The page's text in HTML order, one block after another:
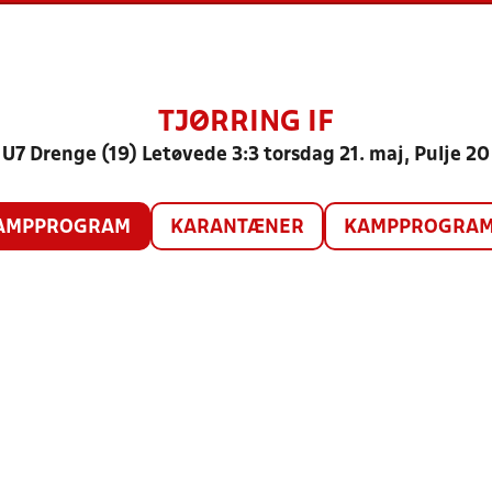
TJØRRING IF
U7 Drenge (19) Letøvede 3:3 torsdag 21. maj, Pulje 20
KARANTÆNER